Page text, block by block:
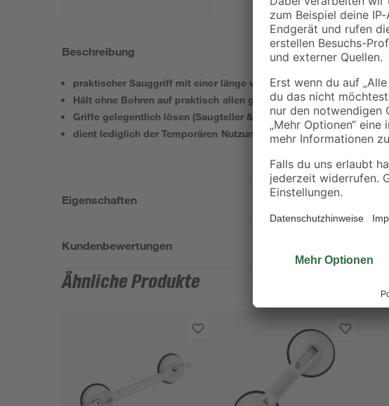
Beschreibung
praktischer Sauggriff mit einer länge von 60 cm
Hält ohne Bohren auf praktisch allen glatten Flächen
Griffe gelegentlich lösen (Saugteller & Fliese reinigen)
dient lediglich der Temporären Nutzung, vor jedem Gebrauch auf
Eigenschaften
Kundenbewertungen
Ähnliche Produkte